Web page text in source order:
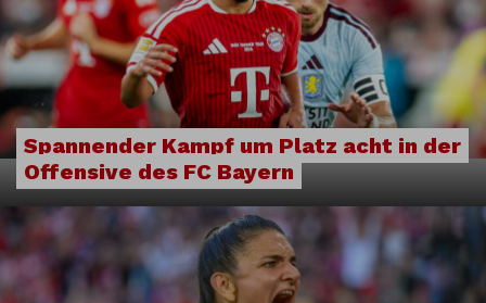
Spannender Kampf um Platz acht in der
Offensive des FC Bayern